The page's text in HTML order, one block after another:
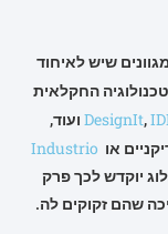
שיש לאיחוד
החקלאית
DesignIt,
ועוד,
או Industrio
יוקדש לכך פרק
שהם זקוקים לה.